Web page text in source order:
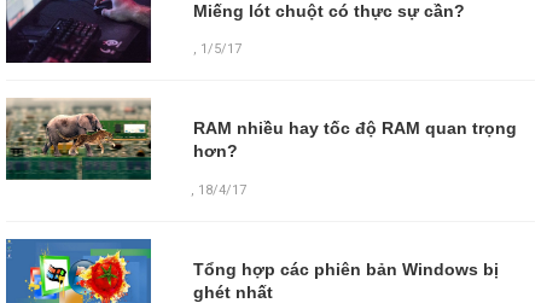
Miếng lót chuột có thực sự cần?
, 1/5/17
RAM nhiều hay tốc độ RAM quan trọng
hơn?
18/4/17
Tổng hợp các phiên bản Windows bị
ghét nhất